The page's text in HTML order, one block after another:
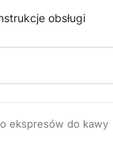
obsługi
ekspresów do kawy